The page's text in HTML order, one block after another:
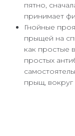
пятно,
принимает
Гнойные
прыщей на
как простые
простых
прыщ, вокруг